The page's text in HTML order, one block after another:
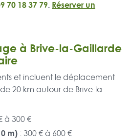
70 18 37 79. Réserver un
à Brive-la-Gaillarde
et incluent le déplacement
20 km autour de Brive-la-
à 300 €
m) : 300 € à 600 €